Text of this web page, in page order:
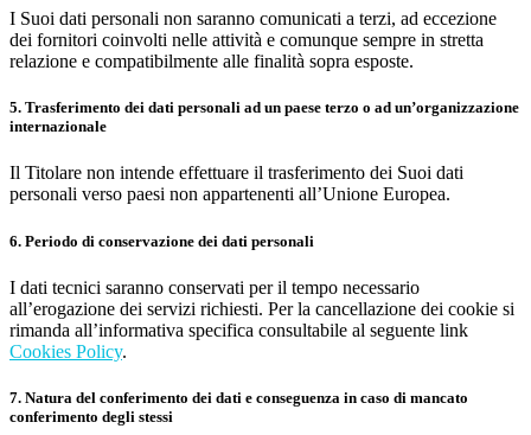
I Suoi dati personali non saranno comunicati a terzi, ad eccezione
dei fornitori coinvolti nelle attività e comunque sempre in stretta
relazione e compatibilmente alle finalità sopra esposte.
5. Trasferimento dei dati personali ad un paese terzo o ad un’organizzazione
internazionale
Il Titolare non intende effettuare il trasferimento dei Suoi dati
personali verso paesi non appartenenti all’Unione Europea.
6. Periodo di conservazione dei dati personali
I dati tecnici saranno conservati per il tempo necessario
all’erogazione dei servizi richiesti. Per la cancellazione dei cookie si
rimanda all’informativa specifica consultabile al seguente link
Cookies Policy.
7. Natura del conferimento dei dati e conseguenza in caso di mancato
conferimento degli stessi